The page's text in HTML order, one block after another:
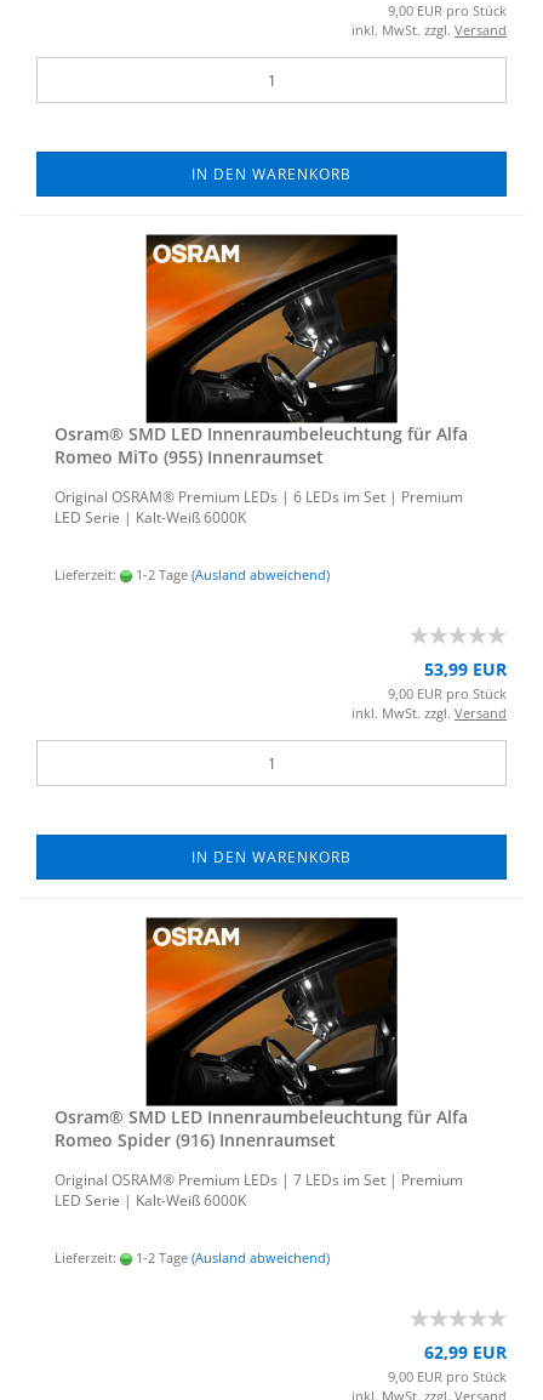
9,00 EUR pro Stück
inkl. MwSt. zzgl. Versand
IN DEN WARENKORB
Osram® SMD LED In­nen­raum­be­leuch­tung für Alfa
Romeo MiTo (955) In­nen­ra­um­set
Ori­gi­nal OSRAM® Pre­mi­um LEDs | 6 LEDs im Set | Pre­mi­um
LED Serie | Kalt-​Weiß 6000K
Lieferzeit: 1-2 Tage (Ausland abweichend)
53,99 EUR
9,00 EUR pro Stück
inkl. MwSt. zzgl. Versand
IN DEN WARENKORB
Osram® SMD LED In­nen­raum­be­leuch­tung für Alfa
Romeo Spi­der (916) In­nen­ra­um­set
Ori­gi­nal OSRAM® Pre­mi­um LEDs | 7 LEDs im Set | Pre­mi­um
LED Serie | Kalt-​Weiß 6000K
Lieferzeit: 1-2 Tage (Ausland abweichend)
62,99 EUR
9,00 EUR pro Stück
inkl. MwSt. zzgl. Versand